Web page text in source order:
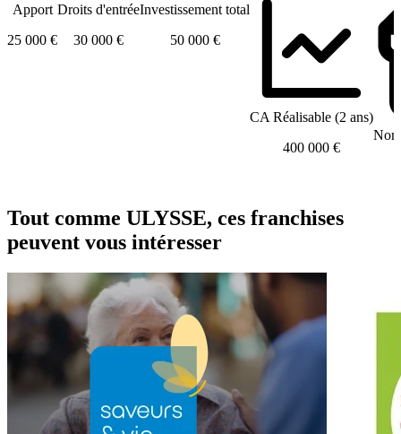
Apport
25 000 €
Droits d'entrée
30 000 €
Investissement total
50 000 €
CA Réalisable (2 ans)
400 000 €
Tout comme ULYSSE, ces franchises
peuvent vous intéresser